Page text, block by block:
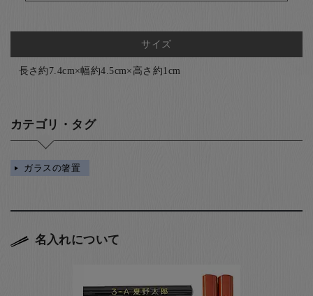
サイズ
長さ約7.4cm×幅約4.5cm×高さ約1cm
カテゴリ・タグ
ガラスの箸置
名入れについて